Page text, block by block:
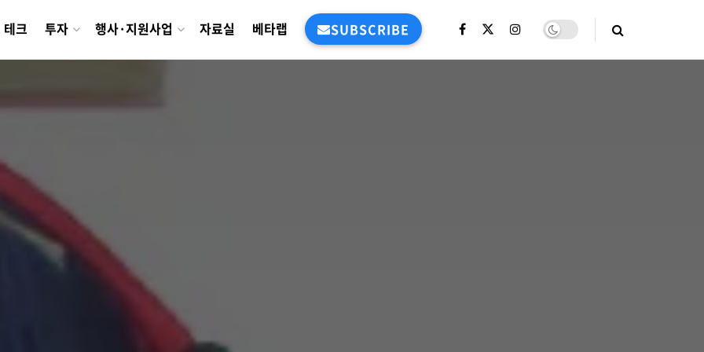
테크 투자 행사·지원사업 자료실 베타랩 SUBSCRIBE